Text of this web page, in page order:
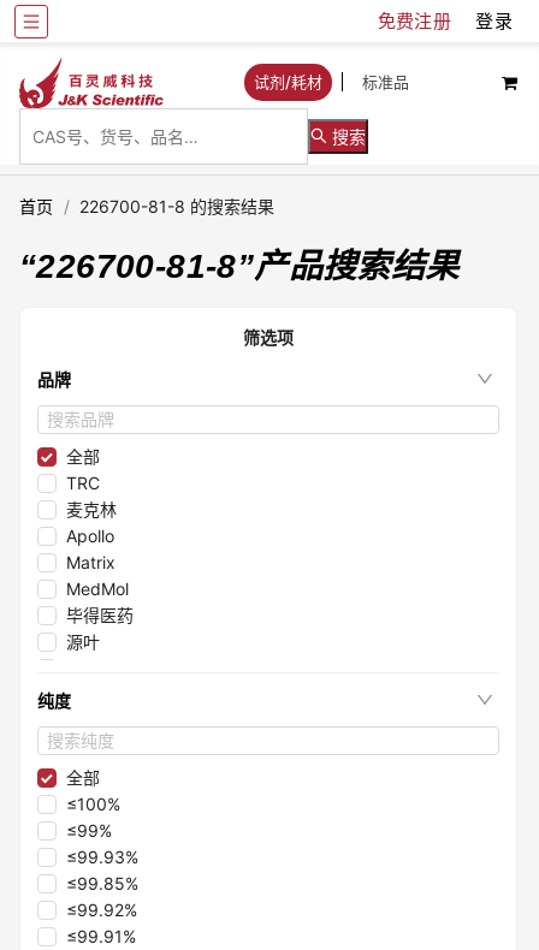
免费注册 登录
试剂/耗材 标准品
搜索
首页 / 226700-81-8 的搜索结果
“226700-81-8”产品搜索结果
筛选项
品牌
全部
TRC
麦克林
Apollo
Matrix
MedMol
毕得医药
源叶
阿拉丁
纯度
全部
≤100%
≤99%
≤99.93%
≤99.85%
≤99.92%
≤99.91%